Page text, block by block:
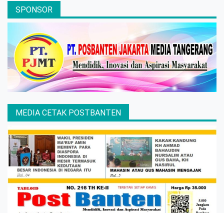
SPONSOR
MEDIA CETAK POSTBANTEN